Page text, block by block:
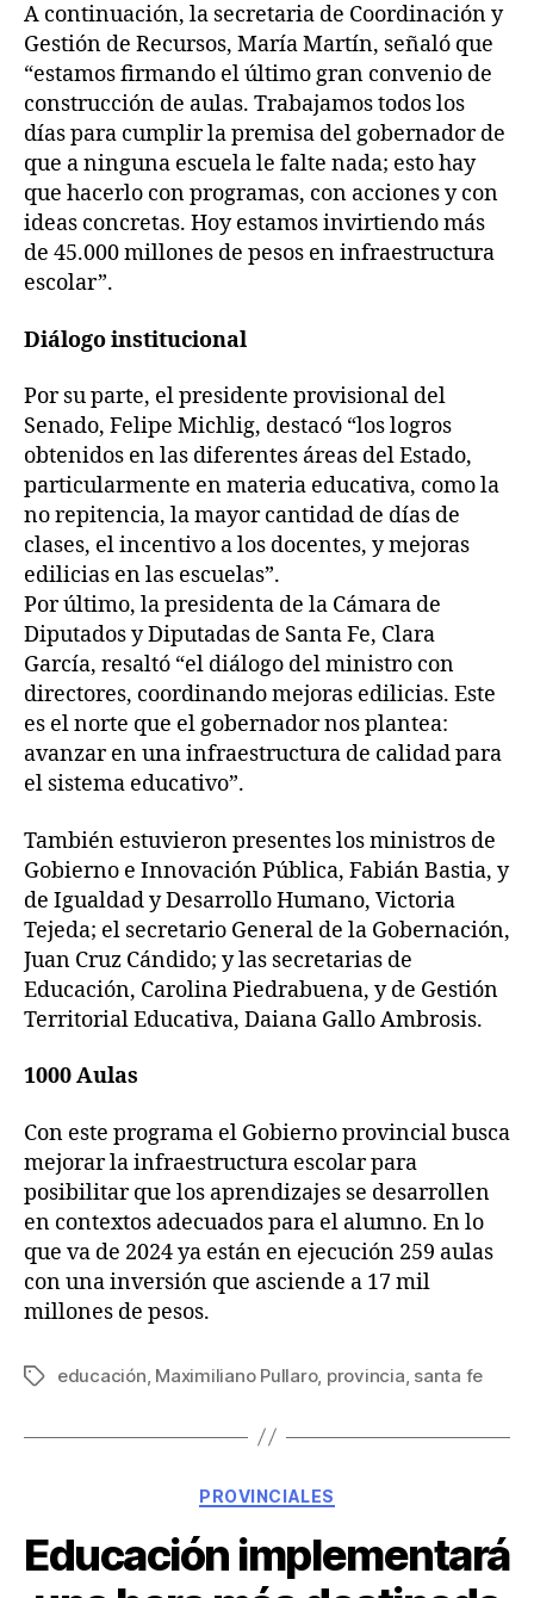
A continuación, la secretaria de Coordinación y
Gestión de Recursos, María Martín, señaló que
“estamos firmando el último gran convenio de
construcción de aulas. Trabajamos todos los
días para cumplir la premisa del gobernador de
que a ninguna escuela le falte nada; esto hay
que hacerlo con programas, con acciones y con
ideas concretas. Hoy estamos invirtiendo más
de 45.000 millones de pesos en infraestructura
escolar”.
Diálogo institucional
Por su parte, el presidente provisional del
Senado, Felipe Michlig, destacó “los logros
obtenidos en las diferentes áreas del Estado,
particularmente en materia educativa, como la
no repitencia, la mayor cantidad de días de
clases, el incentivo a los docentes, y mejoras
edilicias en las escuelas”.
Por último, la presidenta de la Cámara de
Diputados y Diputadas de Santa Fe, Clara
García, resaltó “el diálogo del ministro con
directores, coordinando mejoras edilicias. Este
es el norte que el gobernador nos plantea:
avanzar en una infraestructura de calidad para
el sistema educativo”.
También estuvieron presentes los ministros de
Gobierno e Innovación Pública, Fabián Bastia, y
de Igualdad y Desarrollo Humano, Victoria
Tejeda; el secretario General de la Gobernación,
Juan Cruz Cándido; y las secretarias de
Educación, Carolina Piedrabuena, y de Gestión
Territorial Educativa, Daiana Gallo Ambrosis.
1000 Aulas
Con este programa el Gobierno provincial busca
mejorar la infraestructura escolar para
posibilitar que los aprendizajes se desarrollen
en contextos adecuados para el alumno. En lo
que va de 2024 ya están en ejecución 259 aulas
con una inversión que asciende a 17 mil
millones de pesos.
educación, Maximiliano Pullaro, provincia, santa fe
PROVINCIALES
Educación implementará